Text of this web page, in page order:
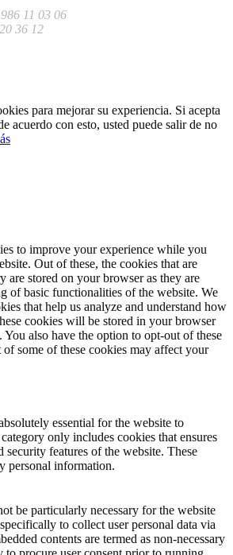
11 03 06
36 12
para mejorar su experiencia. Si acepta
acuerdo con esto, usted puede salir de no
to improve your experience while you
Out of these, the cookies that are
are stored on your browser as they are
of basic functionalities of the website. We
that help us analyze and understand how
cookies will be stored in your browser
also have the option to opt-out of these
some of these cookies may affect your
essential for the website to
only includes cookies that ensures
security features of the website. These
personal information.
be particularly necessary for the website
to collect user personal data via
contents are termed as non-necessary